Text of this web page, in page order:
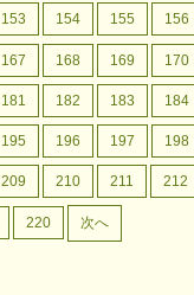
153 154 155 156
167 168 169 170
181 182 183 184
195 196 197 198
209 210 211 212
220 次へ